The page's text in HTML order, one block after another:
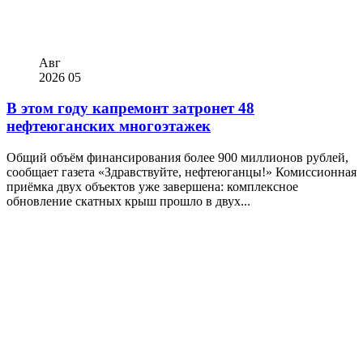
Авг
2026 05
В этом году капремонт затронет 48
нефтеюганских многоэтажек
Общий объём финансирования более 900 миллионов рублей,
сообщает газета «Здравствуйте, нефтеюганцы!» Комиссионная
приёмка двух объектов уже завершена: комплексное
обновление скатных крыш прошло в двух...